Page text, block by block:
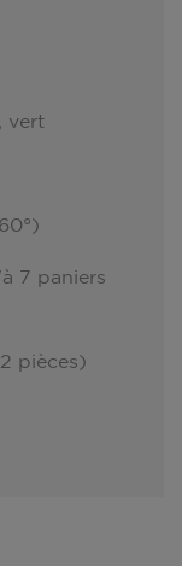
vert
7 paniers
pièces)